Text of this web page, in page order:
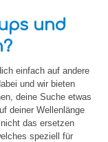
und
einfach auf andere
und wir bieten
deine Suche etwas
deiner Wellenlänge
das ersetzen
speziell für